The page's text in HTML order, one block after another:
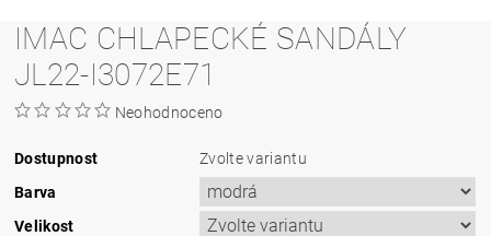
IMAC CHLAPECKÉ SANDÁLY
JL22-I3072E71
Neohodnoceno
Dostupnost
Zvolte variantu
Barva
Velikost